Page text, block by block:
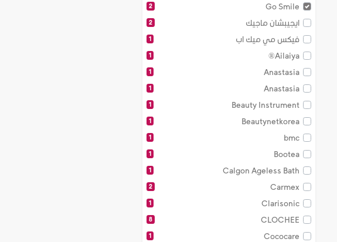
كريم الأساس 1
مجموعات و أطقم 14
مركز التخفيضات 8
مزيل المكياج 6
مكياج الوجه 124
ملابس نسائية 117
منظفات للفراشاة 36
Go Smile
2
ايجيبشان ماجيك 2
فيكس مي ميك اب 1
Ailaiya®
1
Anastasia
1
Anastasia
1
Beauty Instrument
1
Beautynetkorea
1
bmc
1
Bootea
1
Calgon Ageless Bath
1
Carmex
2
Clarisonic
1
CLOCHEE
8
Cococare
1